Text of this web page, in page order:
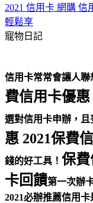
2021 信用卡 網購
輕鬆享
寵物日記
信用卡常常會讓人
費信用卡優
選對信用卡申辦，
惠 2021保費
錢的好工具！ 保費
卡回饋第一次辦
2021必辦推薦信用卡